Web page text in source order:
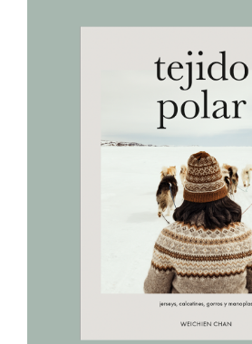
AÑADIR AL CARRITO